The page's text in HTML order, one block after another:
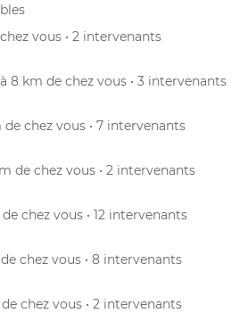
vous • 2 intervenants
à 8 km de chez vous • 3 intervenants
de chez vous • 7 intervenants
de chez vous • 2 intervenants
de chez vous • 12 intervenants
de chez vous • 8 intervenants
de chez vous • 2 intervenants